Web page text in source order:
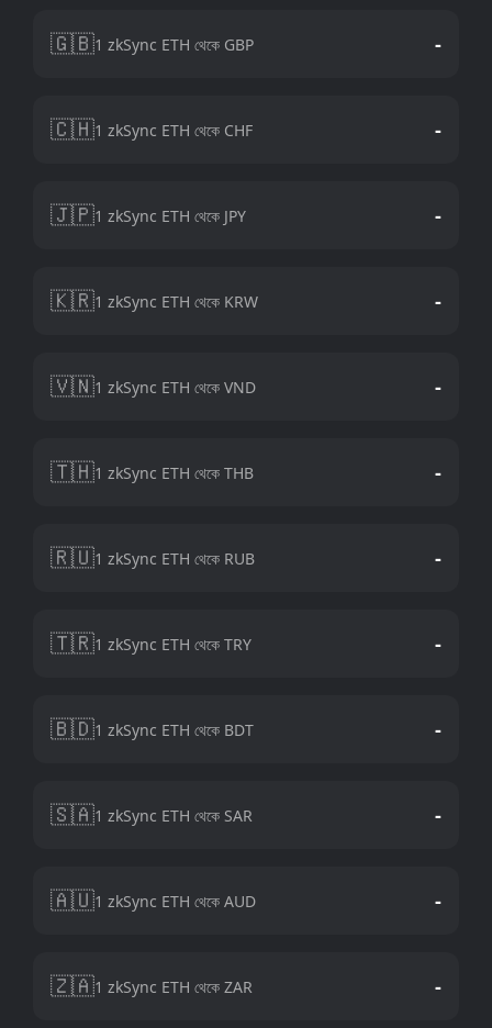
🇬🇧1 zkSync ETH থেকে GBP -
🇨🇭1 zkSync ETH থেকে CHF -
🇯🇵1 zkSync ETH থেকে JPY -
🇰🇷1 zkSync ETH থেকে KRW -
🇻🇳1 zkSync ETH থেকে VND -
🇹🇭1 zkSync ETH থেকে THB -
🇷🇺1 zkSync ETH থেকে RUB -
🇹🇷1 zkSync ETH থেকে TRY -
🇧🇩1 zkSync ETH থেকে BDT -
🇸🇦1 zkSync ETH থেকে SAR -
🇦🇺1 zkSync ETH থেকে AUD -
🇿🇦1 zkSync ETH থেকে ZAR -